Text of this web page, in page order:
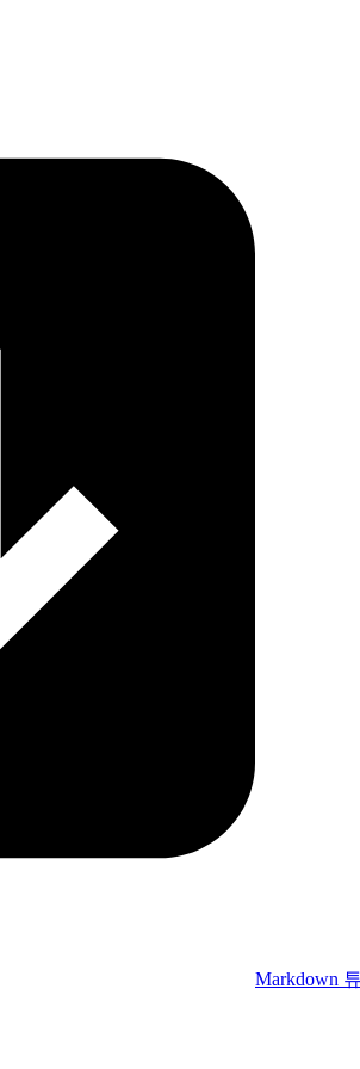
Markdown